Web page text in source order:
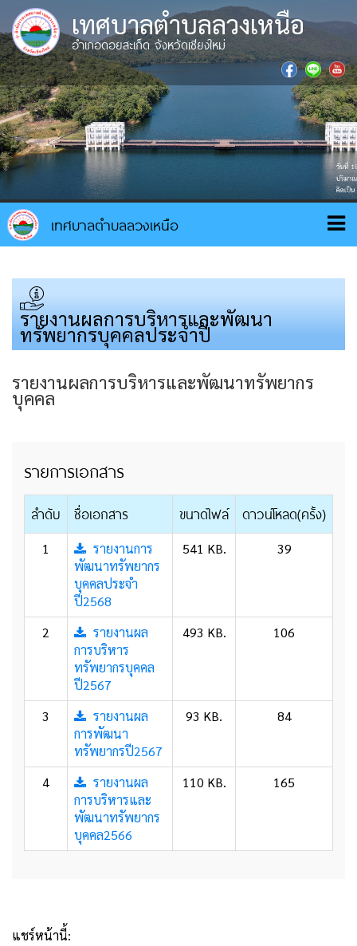
เทศบาลตำบลลวงเหนือ
อำเภอดอยสะเก็ด จังหวัดเชียงใหม่
รายงานผลการบริหารและพัฒนา
ทรัพยากรบุคคลประจำปี
รายงานผลการบริหารและพัฒนาทรัพยากร
บุคคล
รายการเอกสาร
ลำดับ ชื่อเอกสาร ขนาดไฟล์ ดาวน์โหลด(ครั้ง)
1
รายงานการ
พัฒนาทรัพยากร
บุคคลประจำ
ปี2568
541 KB. 39
2
รายงานผล
การบริหาร
ทรัพยากรบุคคล
ปี2567
493 KB. 106
3
รายงานผล
การพัฒนา
ทรัพยากรปี2567
93 KB. 84
4
รายงานผล
การบริหารและ
พัฒนาทรัพยากร
บุคคล2566
110 KB. 165
แชร์หน้านี้: